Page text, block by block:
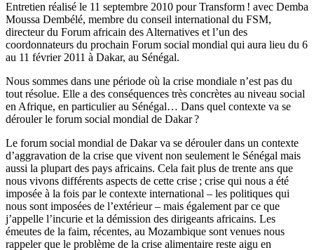
Entretien réalisé le 11 septembre 2010 pour Transform ! avec Demba
Moussa Dembélé, membre du conseil international du FSM,
directeur du Forum africain des Alternatives et l’un des
coordonnateurs du prochain Forum social mondial qui aura lieu du 6
au 11 février 2011 à Dakar, au Sénégal.
Nous sommes dans une période où la crise mondiale n’est pas du
tout résolue. Elle a des conséquences très concrètes au niveau social
en Afrique, en particulier au Sénégal… Dans quel contexte va se
dérouler le forum social mondial de Dakar ?
Le forum social mondial de Dakar va se dérouler dans un contexte
d’aggra­vation de la crise que vivent non seulement le Sénégal mais
aussi la plupart des pays africains. Cela fait plus de trente ans que
nous vivons différents aspects de cette crise ; crise qui nous a été
imposée à la fois par le contexte internatio­nal – les politiques qui
nous sont imposées de l’extérieur – mais également par ce que
j’appelle l’incurie et la démission des dirigeants africains. Les
émeutes de la faim, récentes, au Mozambique sont venues nous
rappe­ler que le problème de la crise alimentaire reste aigu en